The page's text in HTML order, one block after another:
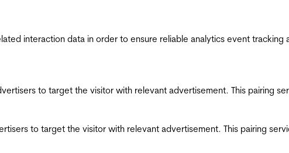
interaction data in order to ensure reliable analytics event tracking
to target the visitor with relevant advertisement. This pairing
to target the visitor with relevant advertisement. This pairing